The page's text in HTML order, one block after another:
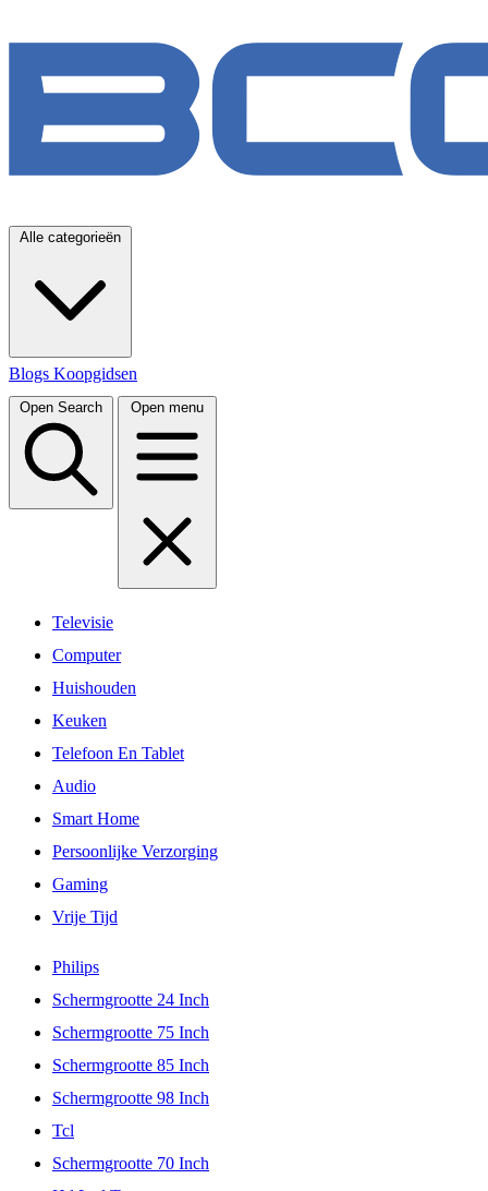
Alle categorieën
Blogs Koopgidsen
Open Search Open menu
Televisie
Computer
Huishouden
Keuken
Telefoon En Tablet
Audio
Smart Home
Persoonlijke Verzorging
Gaming
Vrije Tijd
Philips
Schermgrootte 24 Inch
Schermgrootte 75 Inch
Schermgrootte 85 Inch
Schermgrootte 98 Inch
Tcl
Schermgrootte 70 Inch